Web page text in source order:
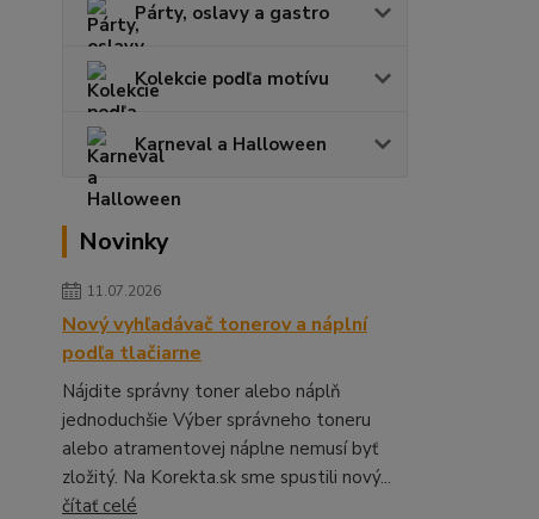
Párty, oslavy a gastro
Kolekcie podľa motívu
Karneval a Halloween
Novinky
11.07.2026
Nový vyhľadávač tonerov a náplní
podľa tlačiarne
Nájdite správny toner alebo náplň
jednoduchšie Výber správneho toneru
alebo atramentovej náplne nemusí byť
zložitý. Na Korekta.sk sme spustili nový...
čítať celé